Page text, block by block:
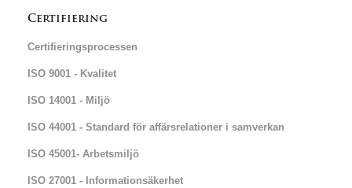
Certifiering
Certifieringsprocessen
ISO 9001 - Kvalitet
ISO 14001 - Miljö
ISO 44001 - Standard för affärsrelationer i samverkan
ISO 45001- Arbetsmiljö
ISO 27001 - Informationsäkerhet